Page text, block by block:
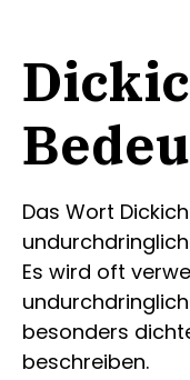
Das Wort
Es wird oft
besonders
beschreiben.